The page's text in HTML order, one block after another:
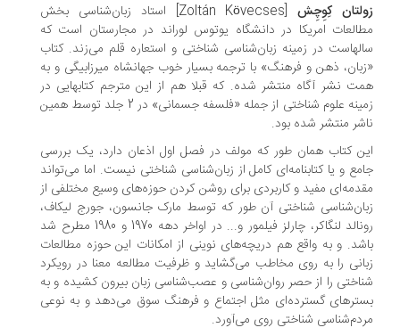
کِوِچِش
[Zoltán Kövecses] استاد زبان‌شناسی بخش
امریکا در دانشگاه یوتوس لوراند در مجارستان است که
در زمینه زبان‌شناسی شناختی و استعاره قلم می‌زند. کتاب
ذهن و فرهنگ» با ترجمه بسیار خوب جهانشاه میرزابیگی و به
نشر آگاه منتشر شده. که قبلا هم از این مترجم کتابهایی در
زمینه علوم شناختی از جمله «فلسفه جسمانی» در 2 جلد توسط همین
منتشر شده بود.
کتاب همان طور که مولف در فصل اول اذعان دارد، یک بررسی
و یا کتابنامه‌ای کامل از زبان‌شناسی شناختی نیست. اما می‌تواند
مفید و کاربردی برای روشن کردن حوزه‌های وسیع مختلفی از
شناختی آن طور که توسط مارک جانسون، جورج لیکاف،
رونالد لنگاکر، چارلز فیلمور و... در اواخر دهه 1970 و 1980 مطرح شد
و به واقع هم دریچه‌های نوینی از امکانات این حوزه مطالعات
را به روی مخاطب می‌گشاید و ظرفیت مطالعه معنا در رویکرد
را از حصر روان‌شناسی و عصب‌شناسی زبان بیرون کشیده و به
گسترده‌ای مثل اجتماع و فرهنگ سوق می‌دهد و به نوعی
شناختی روی می‌آورد.